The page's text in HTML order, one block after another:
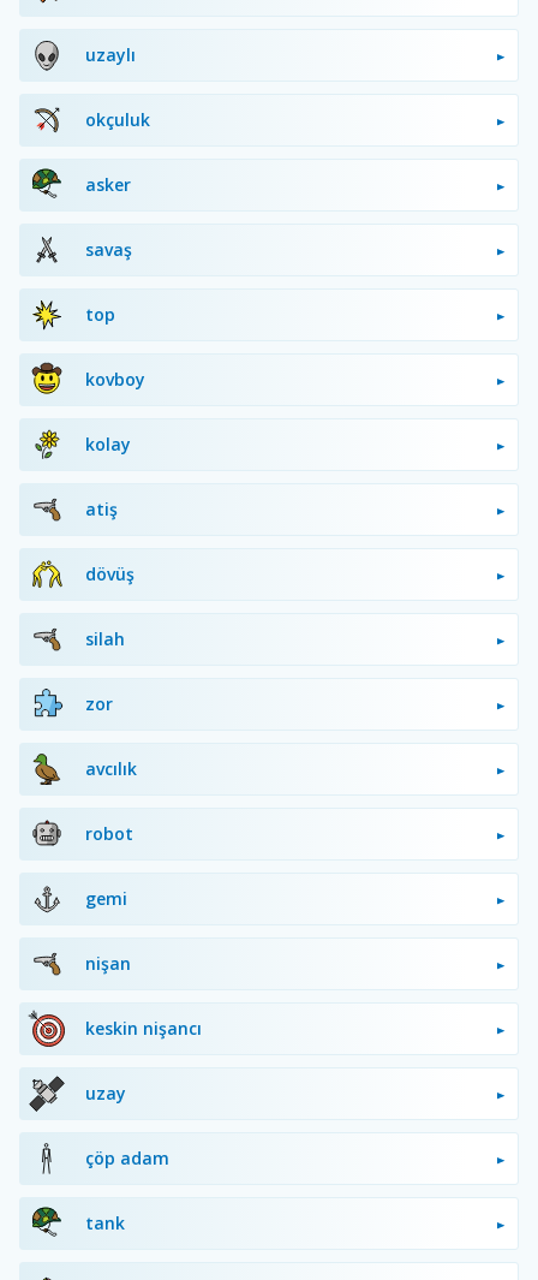
uzaylı
okçuluk
asker
savaş
top
kovboy
kolay
atiş
dövüş
silah
zor
avcılık
robot
gemi
nişan
keskin nişancı
uzay
çöp adam
tank